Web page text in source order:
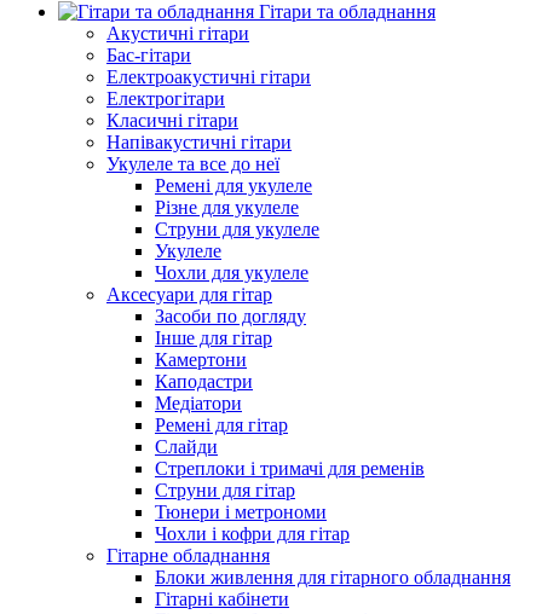
Гітари та обладнання
Акустичні гітари
Бас-гітари
Електроакустичні гітари
Електрогітари
Класичні гітари
Напівакустичні гітари
Укулеле та все до неї
Ремені для укулеле
Різне для укулеле
Струни для укулеле
Укулеле
Чохли для укулеле
Аксесуари для гітар
Засоби по догляду
Інше для гітар
Камертони
Каподастри
Медіатори
Ремені для гітар
Слайди
Стреплоки і тримачі для ременів
Струни для гітар
Тюнери і метрономи
Чохли і кофри для гітар
Гітарне обладнання
Блоки живлення для гітарного обладнання
Гітарні кабінети